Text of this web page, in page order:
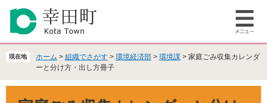
の
で
ー
ば
メ
ー
現在地 ホーム > 組織でさがす > 環境経済部 > 環境課 > 家庭ごみ収集カレンダ
ーと分け方・出し方冊子